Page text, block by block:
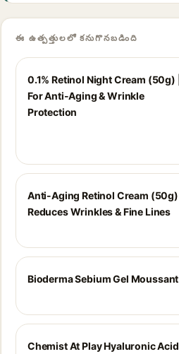
ఈ ఉత్పత్తులలో కనుగొనబడింది
0.1% Retinol Night Cream (50g) |
For Anti-Aging & Wrinkle
Protection
Anti-Aging Retinol Cream (50g) |
Reduces Wrinkles & Fine Lines
Bioderma Sebium Gel Moussant
Chemist At Play Hyaluronic Acid